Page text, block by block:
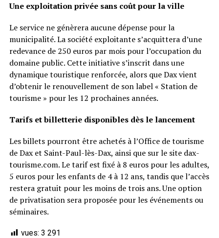
Une exploitation privée sans coût pour la ville
Le service ne génèrera aucune dépense pour la
municipalité. La société exploitante s’acquittera d’une
redevance de 250 euros par mois pour l’occupation du
domaine public. Cette initiative s’inscrit dans une
dynamique touristique renforcée, alors que Dax vient
d’obtenir le renouvellement de son label « Station de
tourisme » pour les 12 prochaines années.
Tarifs et billetterie disponibles dès le lancement
Les billets pourront être achetés à l’Office de tourisme
de Dax et Saint-Paul-lès-Dax, ainsi que sur le site dax-
tourisme.com. Le tarif est fixé à 8 euros pour les adultes,
5 euros pour les enfants de 4 à 12 ans, tandis que l’accès
restera gratuit pour les moins de trois ans. Une option
de privatisation sera proposée pour les événements ou
séminaires.
vues: 3 291